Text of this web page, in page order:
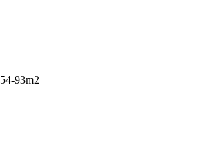
54-93m2